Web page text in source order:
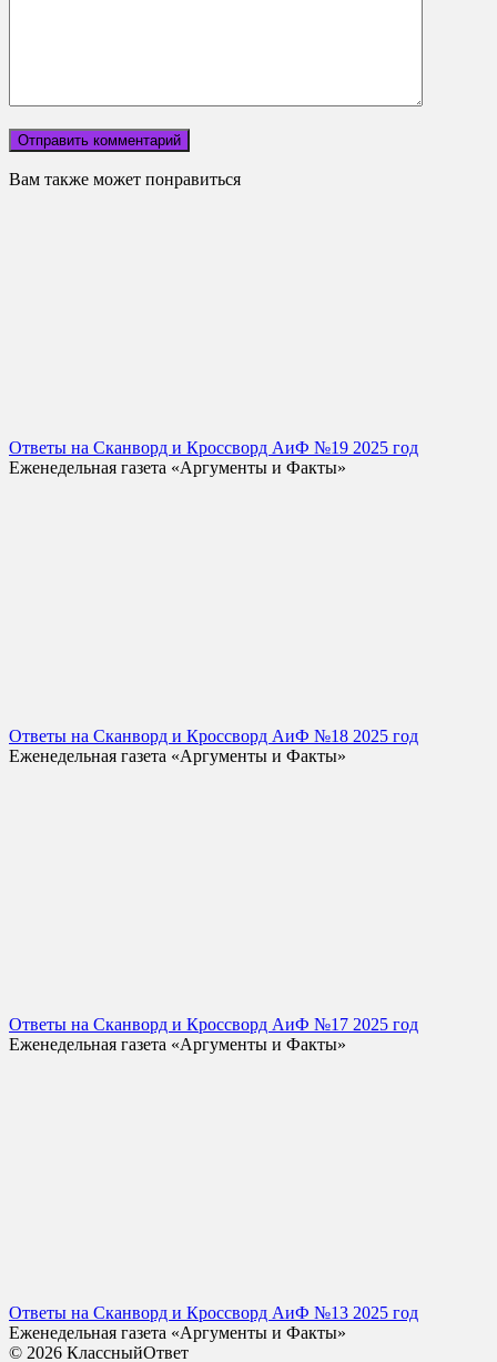
Вам также может понравиться
Ответы на Сканворд и Кроссворд АиФ №19 2025 год
Еженедельная газета «Аргументы и Факты»
Ответы на Сканворд и Кроссворд АиФ №18 2025 год
Еженедельная газета «Аргументы и Факты»
Ответы на Сканворд и Кроссворд АиФ №17 2025 год
Еженедельная газета «Аргументы и Факты»
Ответы на Сканворд и Кроссворд АиФ №13 2025 год
Еженедельная газета «Аргументы и Факты»
© 2026 КлассныйОтвет